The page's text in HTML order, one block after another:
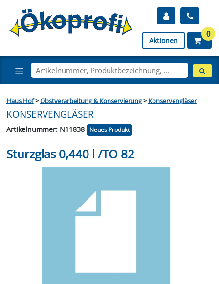
Aktionen
0
Haus Hof>Obstverarbeitung & Konservierung>Konservengläser
KONSERVENGLÄSER
Artikelnummer: N11838 Neues Produkt
Sturzglas 0,440 l /TO 82